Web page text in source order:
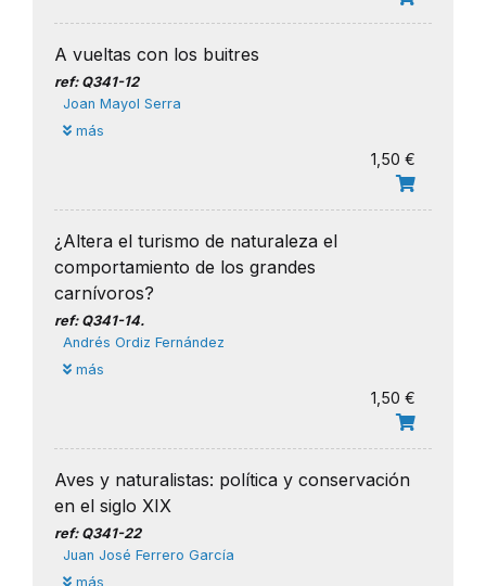
A vueltas con los buitres
ref: Q341-12
Joan Mayol Serra
más
1,50 €
¿Altera el turismo de naturaleza el
comportamiento de los grandes
carnívoros?
ref: Q341-14.
Andrés Ordiz Fernández
más
1,50 €
Aves y naturalistas: política y conservación
en el siglo XIX
ref: Q341-22
Juan José Ferrero García
más